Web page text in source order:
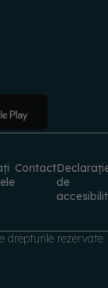
Contact
de
drepturile rezervate